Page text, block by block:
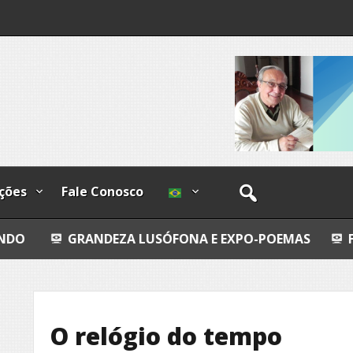
Fale Conosco
LUSÓFONA E EXPO-POEMAS FLY FISHING
O relógio do tempo